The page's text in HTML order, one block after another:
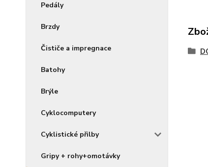
Pedály
Brzdy
Čističe a impregnace
Batohy
Brýle
Cyklocomputery
Cyklistické přilby
Gripy + rohy+omotávky